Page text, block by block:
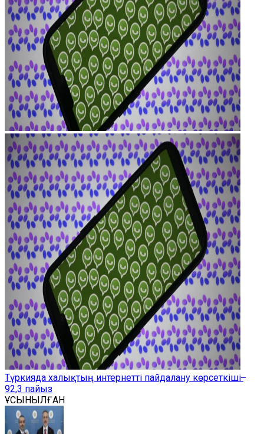
Түркияда халықтың интернетті пайдалану көрсеткіші ̶
92,3 пайыз
ҰСЫНЫЛҒАН